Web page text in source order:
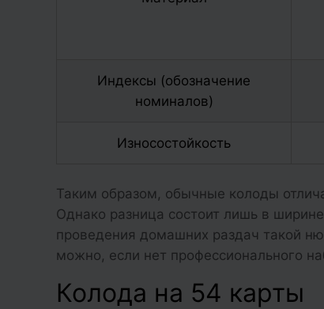
Индексы (обозначение
номиналов)
Износостойкость
Таким образом, обычные колоды
Однако разница состоит лишь в
проведения домашних раздач такой
можно, если нет профессионального
Колода на 54 карты